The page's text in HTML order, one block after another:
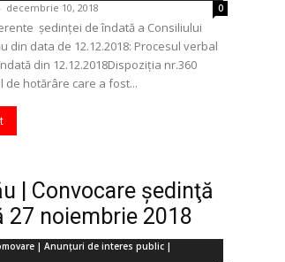
- decembrie 10, 2018 0
ședinței de îndată a Consiliului
din data de 12.12.2018: Procesul verbal
din 12.12.2018Dispoziția nr.360
de hotărâre care a fost...
| Convocare şedinţă
27 noiembrie 2018
| Anunţuri de interes public |